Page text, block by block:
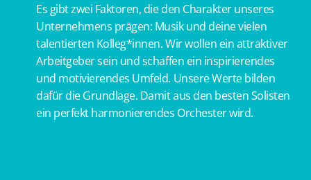
Es gibt zwei Faktoren, die den Charakter unseres
Unternehmens prägen: Musik und deine vielen
talentierten Kolleg*innen. Wir wollen ein attraktiver
Arbeitgeber sein und schaffen ein inspirierendes
und motivierendes Umfeld. Unsere Werte bilden
dafür die Grundlage. Damit aus den besten Solisten
ein perfekt harmonierendes Orchester wird.